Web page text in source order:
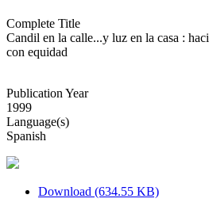
Complete Title
Candil en la calle...y luz en la casa :
con equidad
Publication Year
1999
Language(s)
Spanish
Download (634.55 KB)